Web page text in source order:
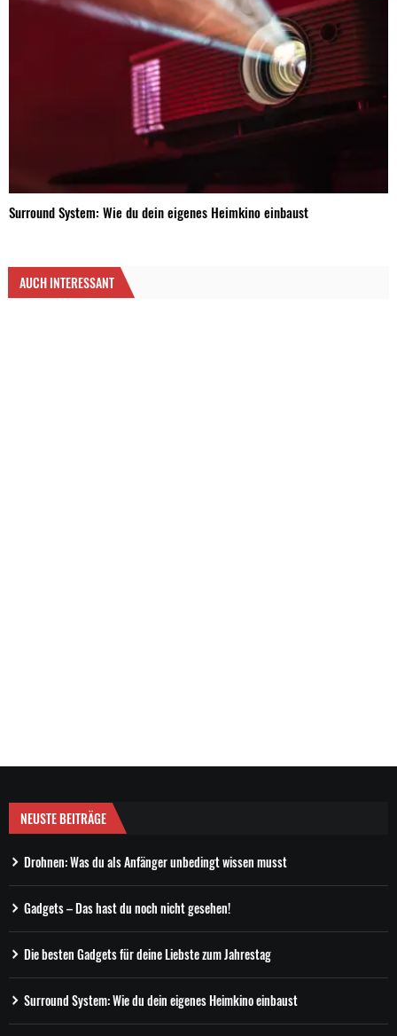
Surround System: Wie du dein eigenes Heimkino einbaust
AUCH INTERESSANT
NEUSTE BEITRÄGE
Drohnen: Was du als Anfänger unbedingt wissen musst
Gadgets – Das hast du noch nicht gesehen!
Die besten Gadgets für deine Liebste zum Jahrestag
Surround System: Wie du dein eigenes Heimkino einbaust